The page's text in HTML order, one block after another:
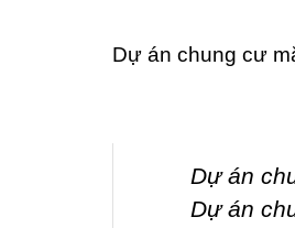
Dự án chung cư
Dự án
Dự án